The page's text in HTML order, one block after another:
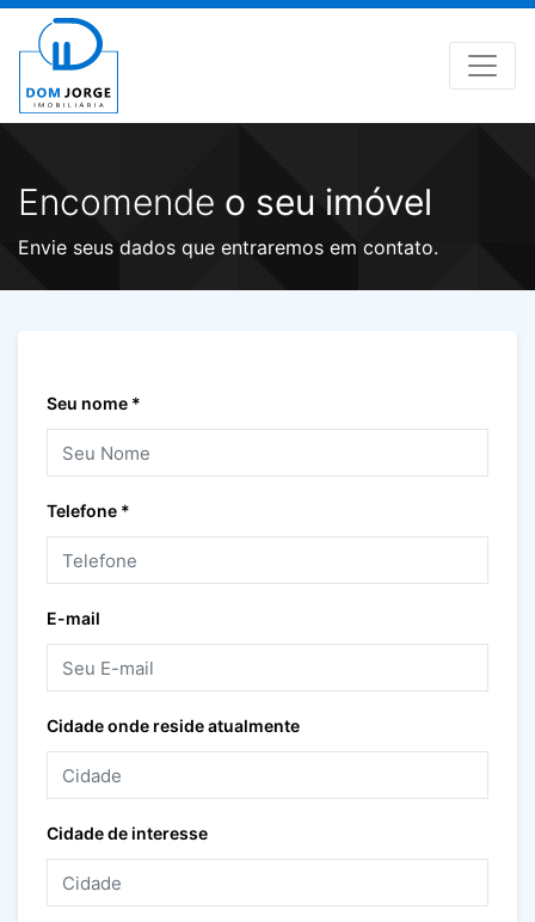
Encomende o seu imóvel
Envie seus dados que entraremos em contato.
Seu nome *
Telefone *
E-mail
Cidade onde reside atualmente
Cidade de interesse